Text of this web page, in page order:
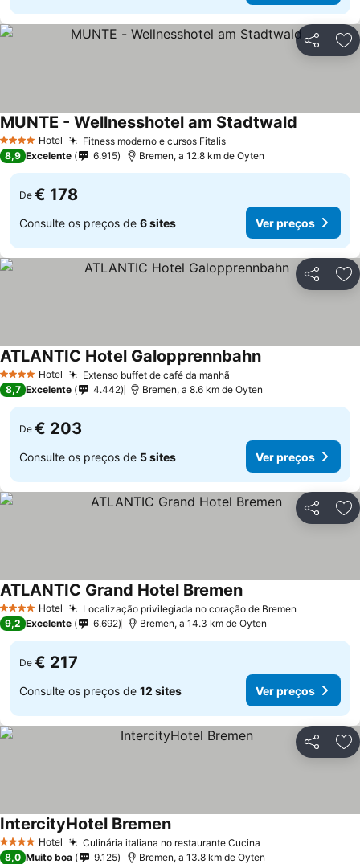
Partilhar
4 EstrelasHotel Fitness moderno e cursos FitalisVer preços
MUNTE - Wellnesshotel am Stadtwald
8,9 Excelente 6.915 Bremen, a 12.8 km de Oyten
De € 178
Consulte os preços de 6 sites Ver preços
Partilhar
4 EstrelasHotel Extenso buffet de café da manhã
ATLANTIC Hotel GalopprennbahnVer preços
8,7 Excelente 4.442 Bremen, a 8.6 km de Oyten
De € 203
Consulte os preços de 5 sites Ver preços
Partilhar
4 EstrelasHotel Localização privilegiada no coração de Bremen
ATLANTIC Grand Hotel BremenVer preços
9,2 Excelente 6.692 Bremen, a 14.3 km de Oyten
De € 217
Consulte os preços de 12 sites Ver preços
Partilhar
4 EstrelasHotel Culinária italiana no restaurante Cucina
IntercityHotel BremenVer preços
8,0 Muito boa 9.125 Bremen, a 13.8 km de Oyten